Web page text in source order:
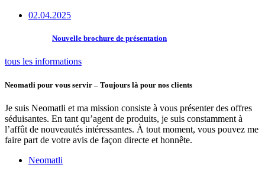
02.04.2025
Nouvelle brochure de présentation
tous les informations
Neomatli pour vous servir – Toujours là pour nos clients
Je suis Neomatli et ma mission consiste à vous présenter des offres
séduisantes. En tant qu’agent de produits, je suis constamment à
l’affût de nouveautés intéressantes. À tout moment, vous pouvez me
faire part de votre avis de façon directe et honnête.
Neomatli